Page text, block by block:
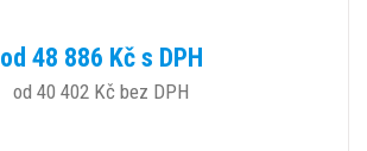
od 48 886 Kč s DPH
od 40 402 Kč bez DPH